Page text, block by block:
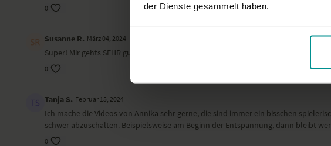
der Dienste gesammelt haben.
0
Susanne R. März 04, 2024
Super! Mir gehts SEHR gut nach dieser Yogaeinheit - ich liebe die immer wieder
0
Tanja S. Februar 15, 2024
Ich mache die Videos von Annika sehr gerne, die sind immer ein bisschen
schwer abzuschalten. Beispielsweise am Beginn der Entspannung, dann bleibt
0